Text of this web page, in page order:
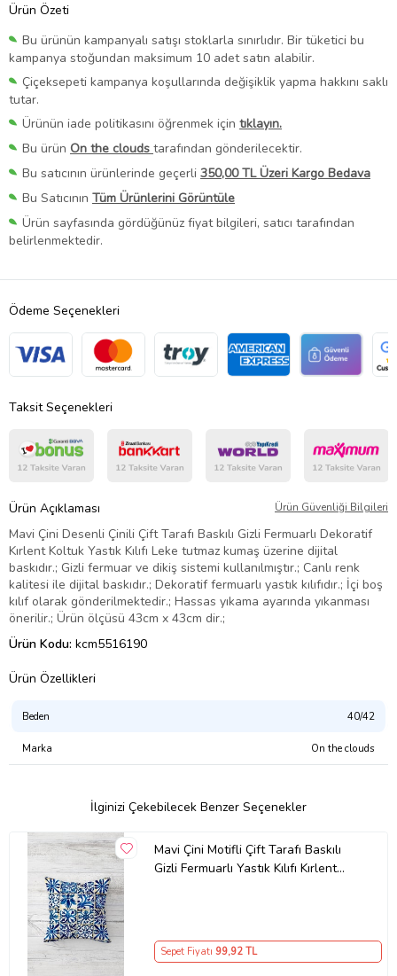
Ürün Özeti
Bu ürünün kampanyalı satışı stoklarla sınırlıdır. Bir tüketici bu
kampanya stoğundan maksimum 10 adet satın alabilir.
Çiçeksepeti kampanya koşullarında değişiklik yapma hakkını saklı
tutar.
Ürünün iade politikasını öğrenmek için tıklayın.
Bu ürün On the clouds tarafından gönderilecektir.
Bu satıcının ürünlerinde geçerli 350,00 TL Üzeri Kargo Bedava
Bu Satıcının Tüm Ürünlerini Görüntüle
Ürün sayfasında gördüğünüz fiyat bilgileri, satıcı tarafından
belirlenmektedir.
Ödeme Seçenekleri
Taksit Seçenekleri
Ürün Açıklaması Ürün Güvenliği Bilgileri
Mavi Çini Desenli Çinili Çift Tarafı Baskılı Gizli Fermuarlı Dekoratif
Kırlent Koltuk Yastık Kılıfı Leke tutmaz kumaş üzerine dijital
baskıdır.; Gizli fermuar ve dikiş sistemi kullanılmıştır.; Canlı renk
kalitesi ile dijital baskıdır.; Dekoratif fermuarlı yastık kılıfıdır.; İçi boş
kılıf olarak gönderilmektedir.; Hassas yıkama ayarında yıkanması
önerilir.; Ürün ölçüsü 43cm x 43cm dir.;
Ürün Kodu: kcm5516190
Ürün Özellikleri
Beden 40/42
Marka On the clouds
İlginizi Çekebilecek Benzer Seçenekler
Mavi Çini Motifli Çift Tarafı Baskılı
Gizli Fermuarlı Yastık Kılıfı Kırlent
Sepet Fiyatı 99,92 TL